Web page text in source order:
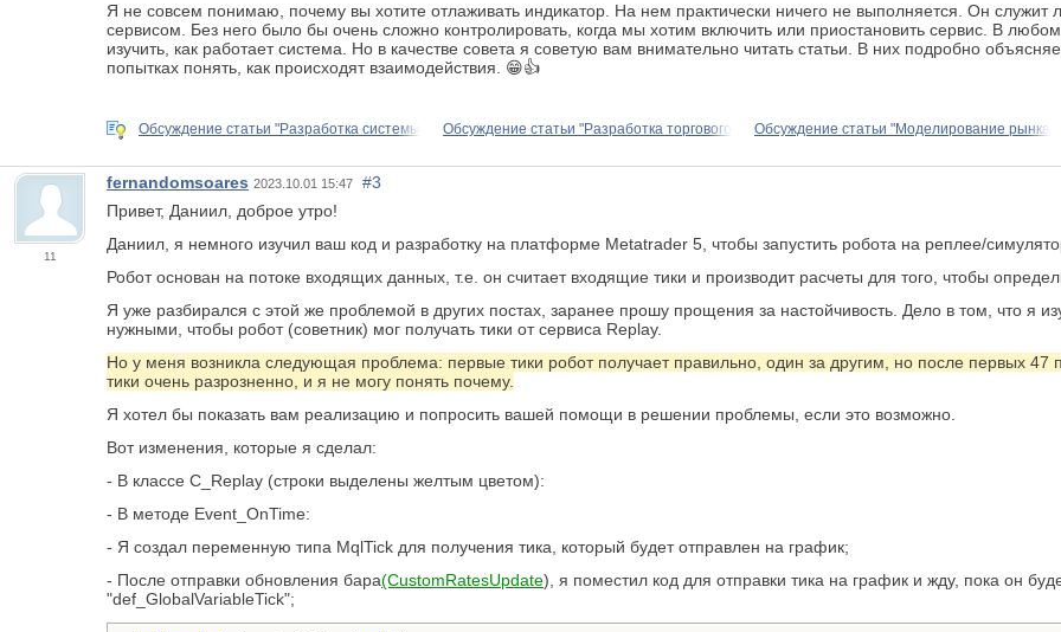
Я не совсем понимаю, почему вы хотите отлаживать индикатор. На нем практически ничего не выполняется. Он
сервисом. Без него было бы очень сложно контролировать, когда мы хотим включить или приостановить сервис. В
изучить, как работает система. Но в качестве совета я советую вам внимательно читать статьи. В них подробно
попытках понять, как происходят взаимодействия. 😁👍
Обсуждение статьи "Разработка системы Обсуждение статьи "Разработка торгового Обсуждение статьи "Моделирование рынка
11
fernandomsoares 2023.10.01 15:47
#3
Привет, Даниил, доброе утро!
Даниил, я немного изучил ваш код и разработку на платформе Metatrader 5, чтобы запустить робота на реплее/
Робот основан на потоке входящих данных, т.е. он считает входящие тики и производит расчеты для того, чтобы
Я уже разбирался с этой же проблемой в других постах, заранее прошу прощения за настойчивость. Дело в том, что я
нужными, чтобы робот (советник) мог получать тики от сервиса Replay.
Но у меня возникла следующая проблема: первые тики робот получает правильно, один за другим, но после первых 47
тики очень разрозненно, и я не могу понять почему.
Я хотел бы показать вам реализацию и попросить вашей помощи в решении проблемы, если это возможно.
Вот изменения, которые я сделал:
- В классе C_Replay (строки выделены желтым цветом):
- В методе Event_OnTime:
- Я создал переменную типа MqlTick для получения тика, который будет отправлен на график;
- После отправки обновления бара(CustomRatesUpdate), я поместил код для отправки тика на график и жду, пока он
"def_GlobalVariableTick";